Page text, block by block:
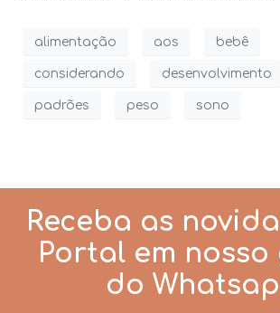
alimentação aos bebê
considerando desenvolvimento
padrões peso sono
Receba as
Portal em
do